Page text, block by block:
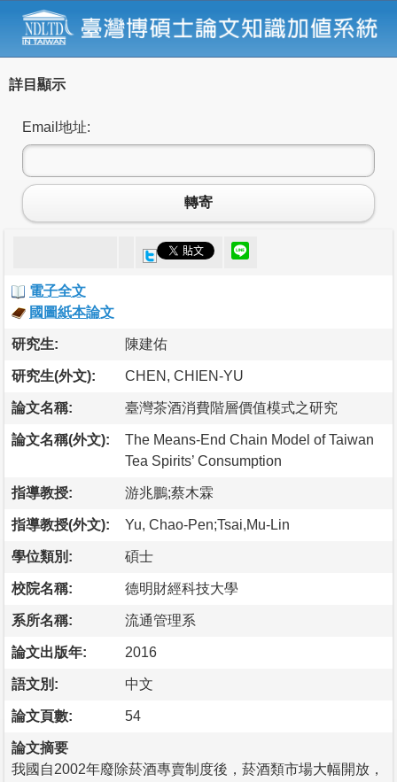
詳目顯示
Email地址:
轉寄
電子全文
國圖紙本論文
研究生: 陳建佑
研究生(外文): CHEN, CHIEN-YU
論文名稱: 臺灣茶酒消費階層價值模式之研究
論文名稱(外文):
The Means-End Chain Model of Taiwan
Tea Spirits’ Consumption
指導教授: 游兆鵬;蔡木霖
指導教授(外文): Yu, Chao-Pen;Tsai,Mu-Lin
學位類別: 碩士
校院名稱: 德明財經科技大學
系所名稱: 流通管理系
論文出版年: 2016
語文別: 中文
論文頁數: 54
論文摘要
我國自2002年廢除菸酒專賣制度後，菸酒類市場大幅開放，